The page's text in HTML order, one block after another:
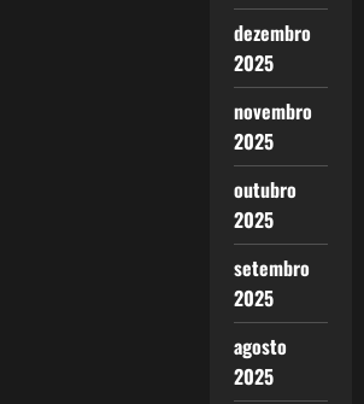
dezembro
2025
novembro
2025
outubro
2025
setembro
2025
agosto
2025